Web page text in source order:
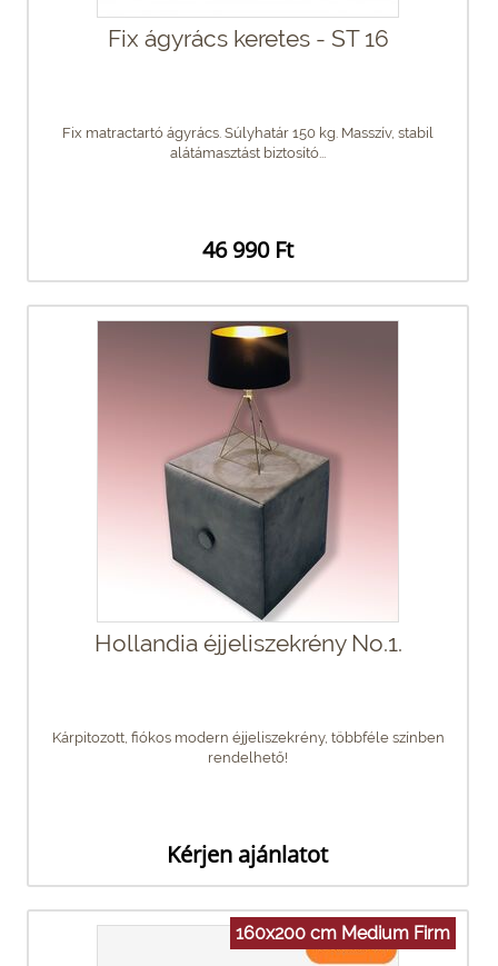
Fix ágyrács keretes - ST 16
Fix matractartó ágyrács. Súlyhatár 150 kg. Masszív, stabil
alátámasztást biztosító...
46 990 Ft
Hollandia éjjeliszekrény No.1.
Kárpitozott, fiókos modern éjjeliszekrény, többféle színben
rendelhető!
Kérjen ajánlatot
160x200 cm Medium Firm